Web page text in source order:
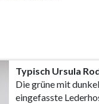
Typisch Ursula
Die grüne mit
eingefasste